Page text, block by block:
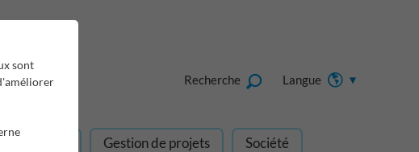
Langue
Recherche
Gestion de projets Société
sont